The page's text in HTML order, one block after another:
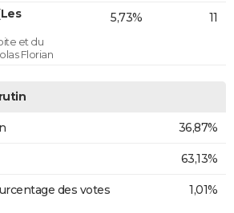
et du
Florian
5,73% 11
36,87%
63,13%
des votes
1,01%